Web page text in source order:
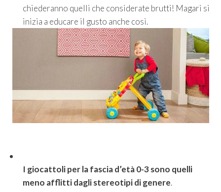
chiederanno quelli che considerate brutti! Magari si
inizia a educare il gusto anche così.
I giocattoli per la fascia d’età 0-3 sono quelli
meno afflitti dagli stereotipi di genere.